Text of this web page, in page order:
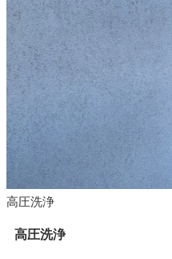
高圧洗浄
高圧洗浄